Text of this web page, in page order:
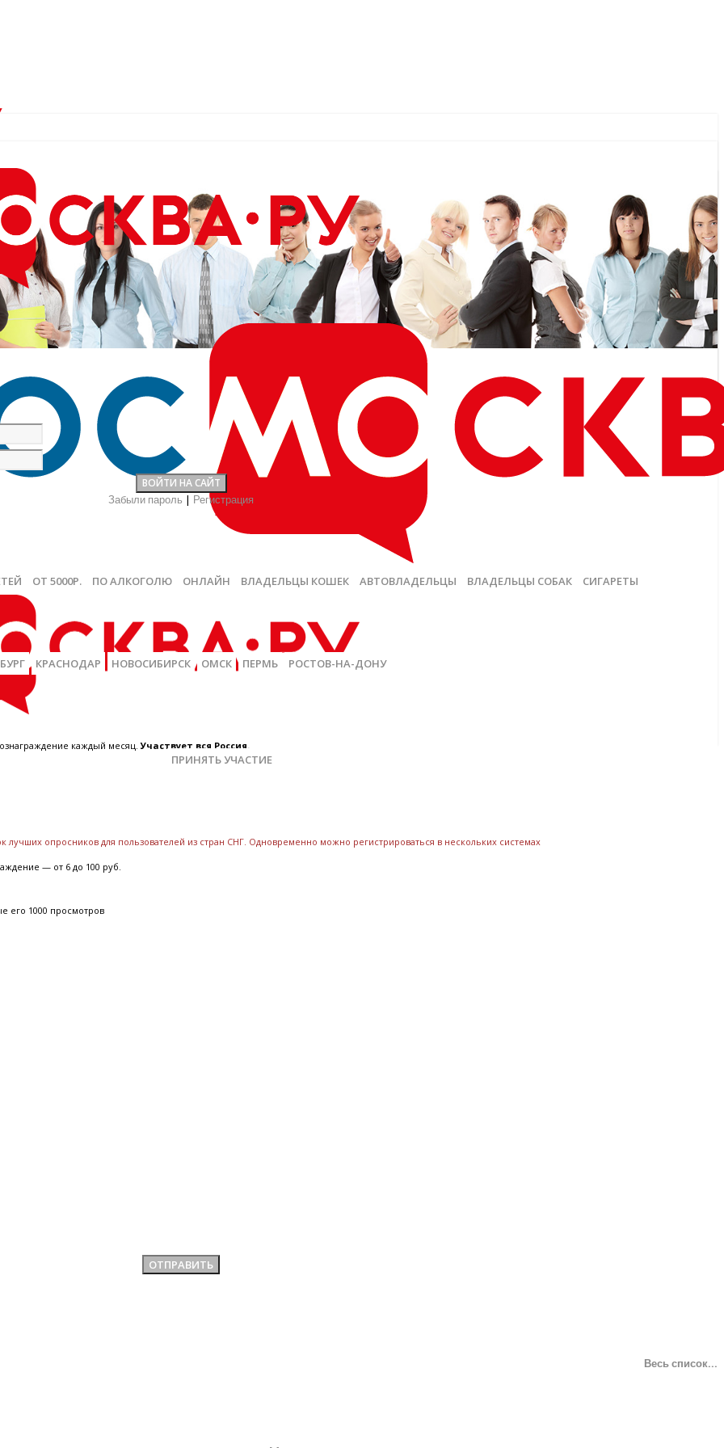
Забыли пароль Регистрация
ОТ 5000Р. ПО АЛКОГОЛЮ ОНЛАЙН ВЛАДЕЛЬЦЫ КОШЕК АВТОВЛАДЕЛЬЦЫ ВЛАДЕЛЬЦЫ СОБАК СИГАРЕТЫ
КРАСНОДАР НОВОСИБИРСК ОМСК ПЕРМЬ РОСТОВ-НА-ДОНУ
каждый месяц.Участвует вся Россия.
ПРИНЯТЬ УЧАСТИЕ
лучших опросников для пользователей из стран СНГ. Одновременно можно регистрироваться в нескольких системах
— от 6 до 100 руб.
его 1000 просмотров
Весь список...